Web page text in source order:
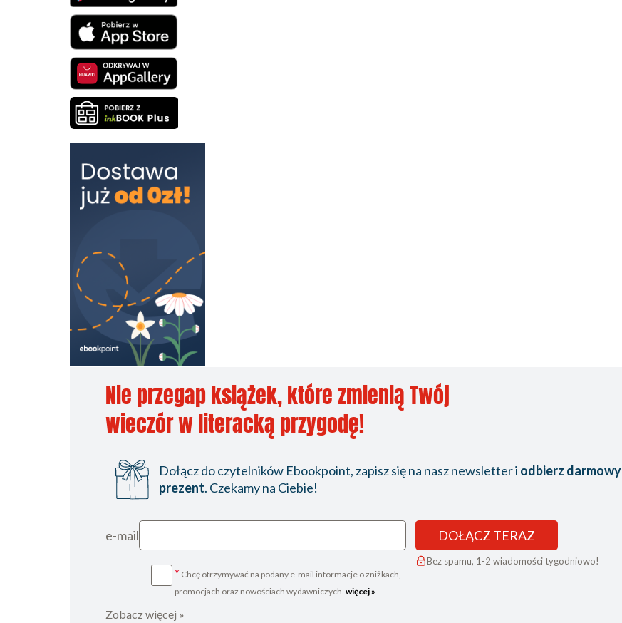
Nie przegap książek, które zmienią Twój
wieczór w literacką przygodę!
Dołącz do czytelników Ebookpoint, zapisz się na nasz newsletter i odbierz darmowy
prezent. Czekamy na Ciebie!
e-mail
* Chcę otrzymywać na podany e-mail informacje o zniżkach,
promocjach oraz nowościach wydawniczych. więcej »
DOŁĄCZ TERAZ
Bez spamu, 1-2 wiadomości tygodniowo!
Zobacz więcej »